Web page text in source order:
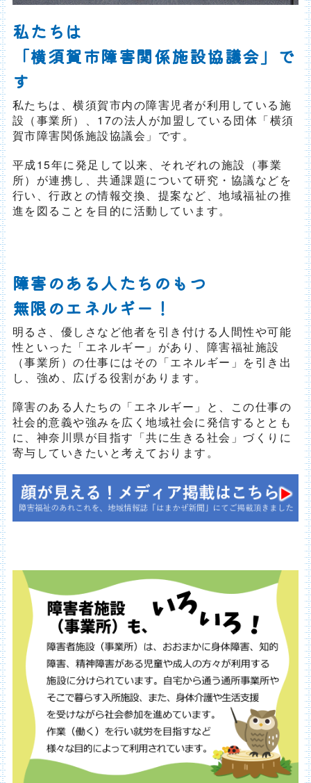
私たちは
「横須賀市障害関係施設協議会」で
す
私たちは、横須賀市内の障害児者が利用している施
設（事業所）、17の法人が加盟している団体「横須
賀市障害関係施設協議会」です。
平成15年に発足して以来、それぞれの施設（事業
所）が連携し、共通課題について研究・協議などを
行い、行政との情報交換、提案など、地域福祉の推
進を図ることを目的に活動しています。
障害のある人たちのもつ
無限のエネルギー！
明るさ、優しさなど他者を引き付ける人間性や可能
性といった「エネルギー」があり、障害福祉施設
（事業所）の仕事にはその「エネルギー」を引き出
し、強め、広げる役割があります。
障害のある人たちの「エネルギー」と、この仕事の
社会的意義や強みを広く地域社会に発信するととも
に、神奈川県が目指す「共に生きる社会」づくりに
寄与していきたいと考えております。